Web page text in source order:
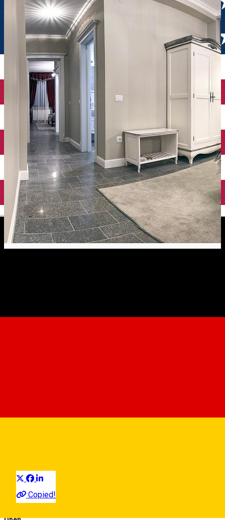
English
Artisans Boutique *****
Copied!
08:00 - 22:00